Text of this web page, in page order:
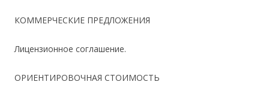
КОММЕРЧЕСКИЕ ПРЕДЛОЖЕНИЯ
Лицензионное соглашение.
ОРИЕНТИРОВОЧНАЯ СТОИМОСТЬ